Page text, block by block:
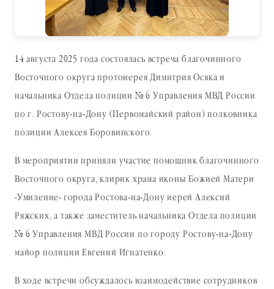
14 августа 2025 года состоялась встреча благочинного
Восточного округа протоиерея Димитрия Осяка и
начальника Отдела полиции № 6 Управления МВД России
по г. Ростову-на-Дону (Первомайский район) полковника
полиции Алексея Боровинского.
В мероприятии приняли участие помощник благочинного
Восточного округа, клирик храма иконы Божией Матери
«Умиление» города Ростова-на-Дону иерей Алексий
Ряжских, а также заместитель начальника Отдела полиции
№ 6 Управления МВД России по городу Ростову-на-Дону
майор полиции Евгений Игнатенко.
В ходе встречи обсуждалось взаимодействие сотрудников